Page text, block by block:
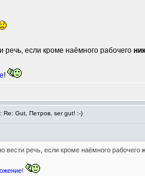
речь, если кроме наёмного рабочего
!
Re: Gut, Петров, ser gut! :-)
речь, если кроме наёмного рабочего
!